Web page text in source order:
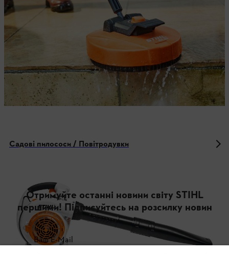
Садові пилососи / Повітродувки
Отримуйте останні новини світу STIHL
першими! Підписуйтесь на розсилку новин
Ваш E-Mail